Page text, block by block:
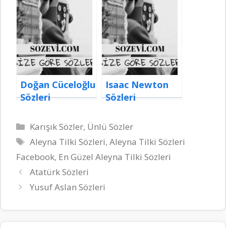
Doğan Cüceloğlu
Sözleri
Isaac Newton
Sözleri
Kategoriler
Karışık Sözler, Ünlü Sözler
Etiketler
Aleyna Tilki Sözleri,Aleyna Tilki Sözleri
Facebook, En Güzel Aleyna Tilki Sözleri
Atatürk Sözleri
Yusuf Aslan Sözleri